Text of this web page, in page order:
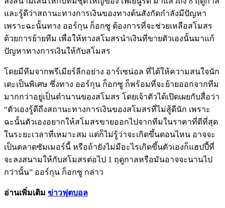
และรู้ดีว่าสถานะทางการเงินของทางต้นสังกัดกำลังมีปัญหา
เพราะฉะนั้นทาง ออร์กุน ก็อกซู ต้องการที่จะช่วยเหลือสโมสร
ด้วยการย้ายทีม เพื่อให้ทางสโมสรนำเงินที่ขายตัวเองนั้นมาแก้
ปัญหาทางการเงินให้กับสโมสร
โดยมีทีมจากพรีเมียร์ลีกอย่าง อาร์เซน่อล ที่ได้ให้ความสนใจนัก
เตะเป็นพิเศษ ซึ่งทาง ออร์กุน ก็อกซู ก็พร้อมที่จะย้ายออกจากทีม
มากกว่าอยู่เป็นตำนานของสโมสร โดยเจ้าตัวได้เปิดเผยกับสื่อว่า
“ตัวเองรู้ดีถึงสถานะทางการเงินของสโมสรที่ไม่สู้ดีนัก เพราะ
ฉะนั้นตัวเองอยากให้สโมสรขายออกไปจากทีมในราคาที่ดีที่สุด
ในระยะเวลาที่เหมาะสม แต่ก็ไม่รู้ว่าจะเกิดขึ้นตอนไหน อาจจะ
เป็นตลาดซัมเมอร์นี้ หรือถ้ายังไม่มีอะไรเกิดขึ้นตัวเองก็แฮปปี้ที่
จะลงสนามให้กับสโมสรต่อไป 1 ฤดูกาลหรือมันอาจจะนานไป
กว่านั้น” ออร์กุน ก็อกซู กล่าว
อ่านเพิ่มเติม ข่าวฟุตบอล